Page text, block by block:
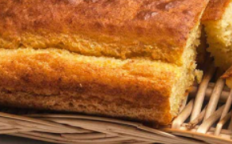
10 λεπτά 25 λεπτά